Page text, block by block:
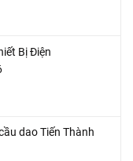
Bị Điện
dao Tiến Thành